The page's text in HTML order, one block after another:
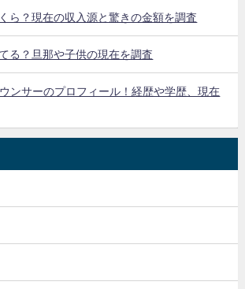
ら？現在の収入源と驚きの金額を調査
る？旦那や子供の現在を調査
ンサーのプロフィール！経歴や学歴、現在